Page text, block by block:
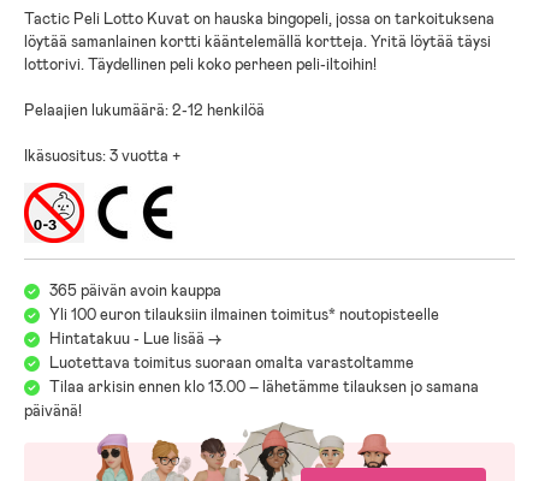
Tactic Peli Lotto Kuvat on hauska bingopeli, jossa on tarkoituksena
löytää samanlainen kortti kääntelemällä kortteja. Yritä löytää täysi
lottorivi. Täydellinen peli koko perheen peli-iltoihin!
Pelaajien lukumäärä: 2-12 henkilöä
Ikäsuositus: 3 vuotta +
365 päivän avoin kauppa
Yli 100 euron tilauksiin ilmainen toimitus* noutopisteelle
Hintatakuu - Lue lisää ->
Luotettava toimitus suoraan omalta varastoltamme
Tilaa arkisin ennen klo 13.00 – lähetämme tilauksen jo samana
päivänä!